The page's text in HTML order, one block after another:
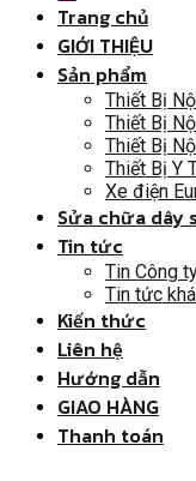
Trang chủ
GIỚI THIỆU
Sản phẩm
Thiết Bị
Thiết Bị
Thiết Bị
Thiết Bị Y
Xe điện
Sửa chữa dây
Tin tức
Tin Công
Tin tức
Kiến thức
Liên hệ
Hướng dẫn
GIAO HÀNG
Thanh toán